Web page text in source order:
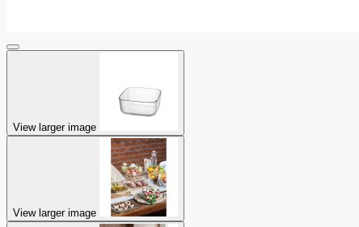
View larger image
View larger image